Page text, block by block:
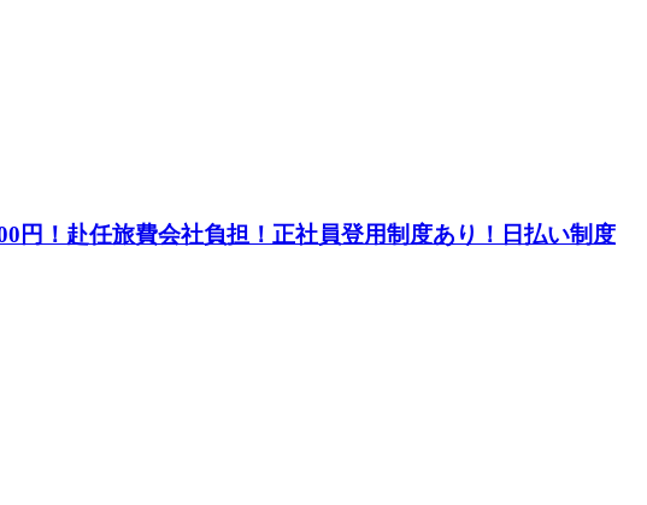
円！赴任旅費会社負担！正社員登用制度あり！日払い制度